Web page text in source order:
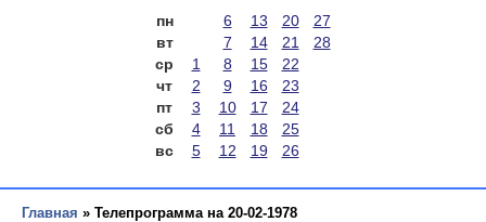
пн 6 13 20
27
вт
7 14 21
28
ср
1 8 15
22
чт
2 9 16
23
пт
3 10 17
24
сб
4 11 18
25
вс
5 12 19 26
Главная » Телепрограмма на 20-02-1978